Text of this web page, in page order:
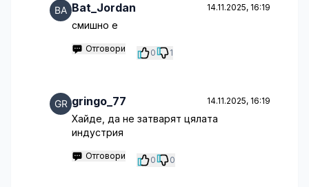
Bat_Jordan 14.11.2025, 16:19
смишно е
Отговори 0 1
gringo_77 14.11.2025, 16:19
Хайде, да не затварят цялата
индустрия
Отговори 0 0